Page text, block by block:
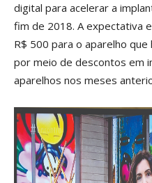
digital para acelerar a
fim de 2018. A expectativa
R$ 500 para o aparelho
por meio de descontos em
aparelhos nos meses